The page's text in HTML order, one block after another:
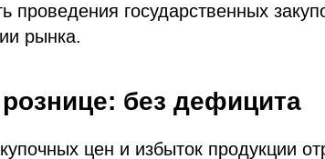
проведения государственных
рынка.
без дефицита
цен и избыток продукции